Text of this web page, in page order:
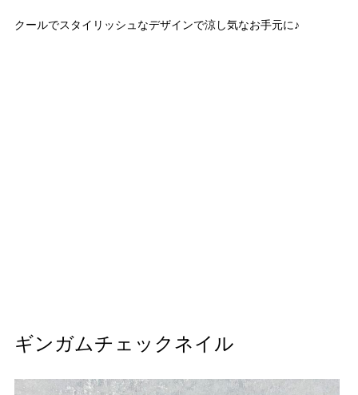
クールでスタイリッシュなデザインで涼し気なお手元に♪
ギンガムチェックネイル